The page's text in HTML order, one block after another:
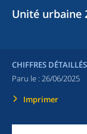
Unité urbaine
CHIFFRES DÉTAILLÉS
Paru le : 26/06/2025
Imprimer